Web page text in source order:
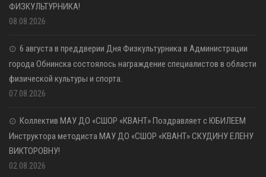
ФИЗКУЛЬТУРНИКА!
08.08.2026
6 августа в преддверии Дня Физкультурника в Администрации
города Обнинска состоялось награждение специалистов в области
физической культуры и спорта.
07.08.2026
Коллектив МАУ ДО «СШОР «КВАНТ» Поздравляет с ЮБИЛЕЕМ
Инструктора методиста МАУ ДО «СШОР «КВАНТ» СКУДИНУ ЕЛЕНУ
ВИКТОРОВНУ!
02.08.2026